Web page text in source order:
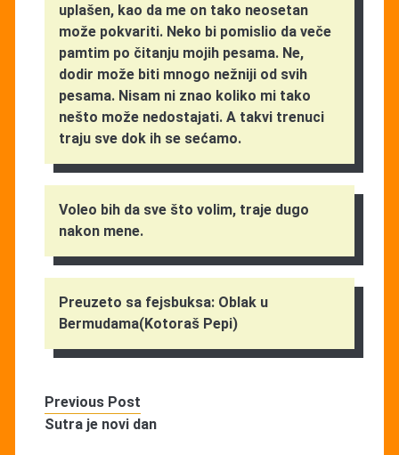
uplašen, kao da me on tako neosetan
može pokvariti. Neko bi pomislio da veče
pamtim po čitanju mojih pesama. Ne,
dodir može biti mnogo nežniji od svih
pesama. Nisam ni znao koliko mi tako
nešto može nedostajati. A takvi trenuci
traju sve dok ih se sećamo.
Voleo bih da sve što volim, traje dugo
nakon mene.
Preuzeto sa fejsbuksa: Oblak u
Bermudama(Kotoraš Pepi)
Previous Post
Sutra je novi dan